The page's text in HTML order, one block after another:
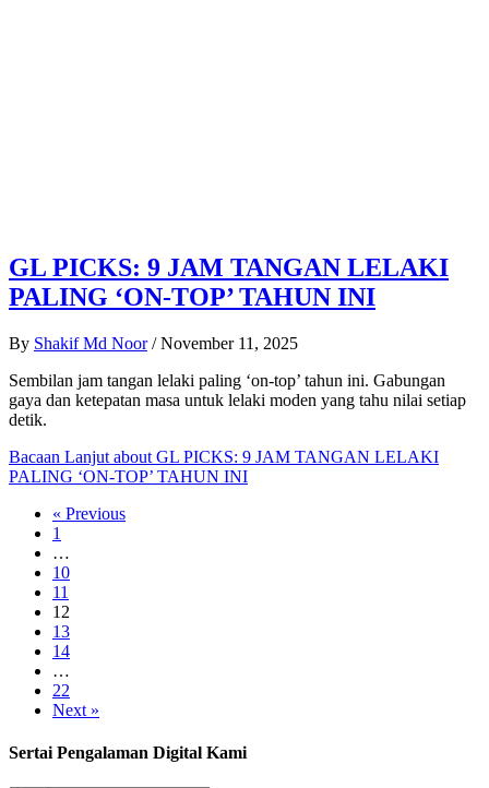
GL PICKS: 9 JAM TANGAN LELAKI
PALING ‘ON-TOP’ TAHUN INI
By Shakif Md Noor / November 11, 2025
Sembilan jam tangan lelaki paling ‘on-top’ tahun ini. Gabungan
gaya dan ketepatan masa untuk lelaki moden yang tahu nilai setiap
detik.
Bacaan Lanjut about GL PICKS: 9 JAM TANGAN LELAKI
PALING ‘ON-TOP’ TAHUN INI
« Previous
1
…
10
11
12
13
14
…
22
Next »
Sertai Pengalaman Digital Kami